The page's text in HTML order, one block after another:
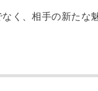
く、相手の新たな